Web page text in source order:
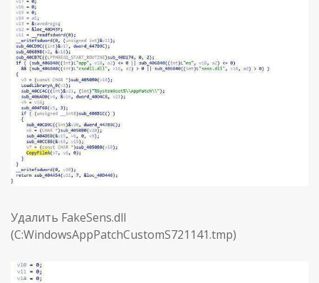
Удалить FakeSens.dll
(C:WindowsAppPatchCustomS721141.tmp)